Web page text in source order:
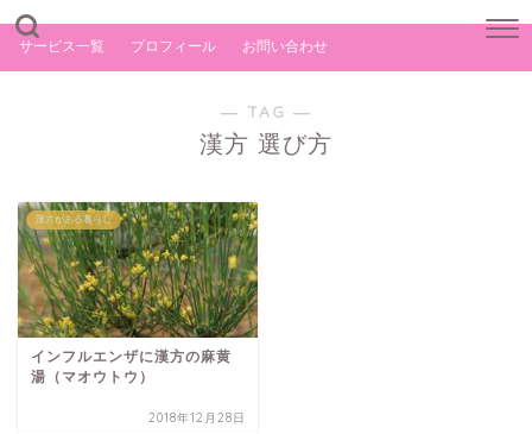
サービス一覧 プロフィール お問い合わせ
― TAG ―
漢方 選び方
漢方がある暮らし
インフルエンザに漢方の麻黄
湯（マオウトウ）
2018年12月28日